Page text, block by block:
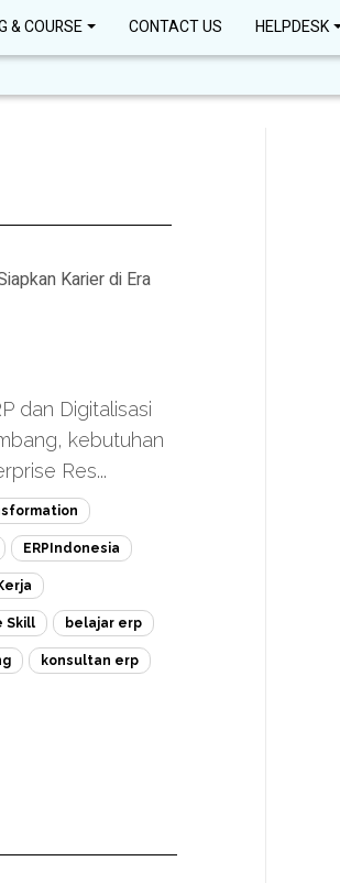
& COURSE CONTACT US HELPDESK
Karier di Era
dan Digitalisasi
kebutuhan
Res...
ERPIndonesia
Skill belajar erp
konsultan erp